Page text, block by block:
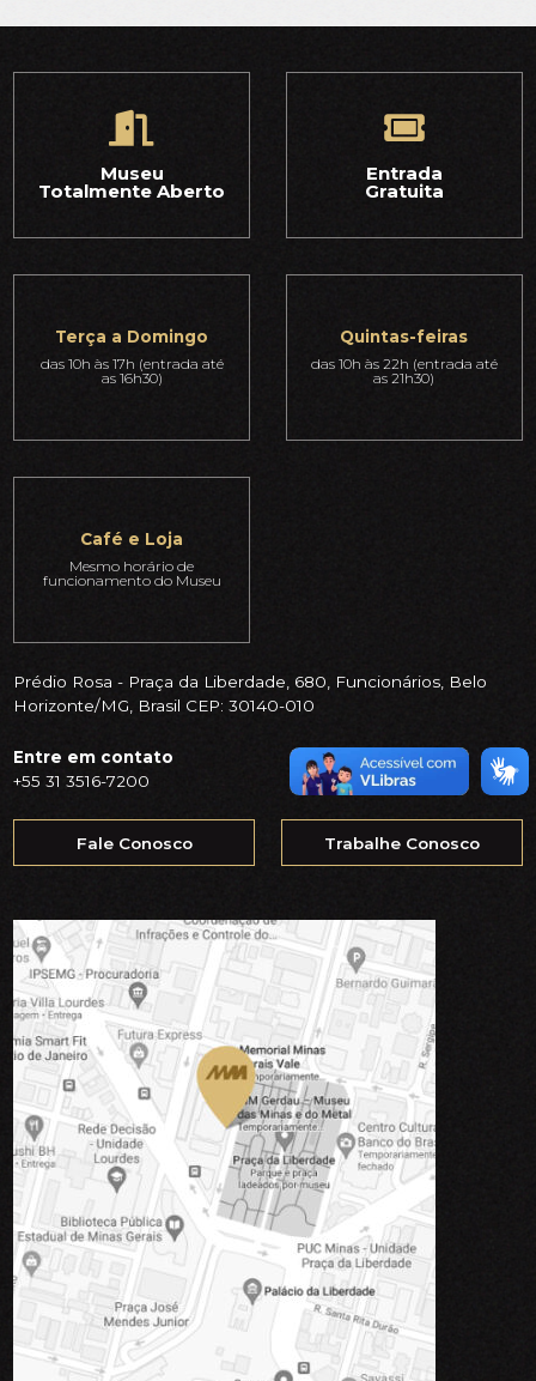
Museu
Totalmente Aberto
Entrada
Gratuita
Terça a Domingo
das 10h às 17h (entrada até
as 16h30)
Quintas-feiras
das 10h às 22h (entrada até
as 21h30)
Café e Loja
Mesmo horário de
funcionamento do Museu
Prédio Rosa - Praça da Liberdade, 680, Funcionários, Belo
Horizonte/MG, Brasil CEP: 30140-010
Entre em contato
+55 31 3516-7200
Fale Conosco Trabalhe Conosco